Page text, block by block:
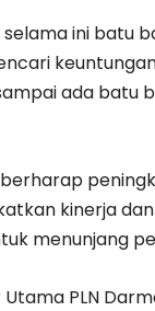
selama ini batu
ada batu
kinerja
menunjang
PLN